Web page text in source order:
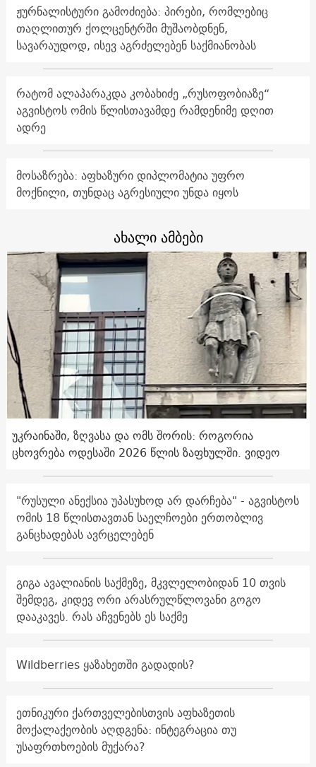
ჟურნალისტური გამოძიება: პირები, რომლებიც
თაღლითურ ქოლცენტრში მუშაობდნენ,
სავარაუდოდ, ისევ აგრძელებენ საქმიანობას
რატომ ალაპარაკდა კობახიძე „რუსოფობიაზე“
აგვისტოს ომის წლისთავამდე რამდენიმე დღით
ადრე
მოსაზრება: აფხაზური დიპლომატია უფრო
მოქნილი, თუნდაც აგრესიული უნდა იყოს
ახალი ამბები
უკრაინაში, ზღვასა და ომს შორის: როგორია
ცხოვრება ოდესაში 2026 წლის ზაფხულში. ვიდეო
"რუსული ანექსია უპასუხოდ არ დარჩება" - აგვისტოს
ომის 18 წლისთავთან საელჩოები ერთობლივ
განცხადებას ავრცელებენ
გიგა ავალიანის საქმეზე, მკვლელობიდან 10 თვის
შემდეგ, კიდევ ორი არასრულწლოვანი გოგო
დააკავეს. რას აჩვენებს ეს საქმე
Wildberries ყაზახეთში გადადის?
ეთნიკური ქართველებისთვის აფხაზეთის
მოქალაქეობის აღდგენა: ინტეგრაცია თუ
უსაფრთხოების მუქარა?